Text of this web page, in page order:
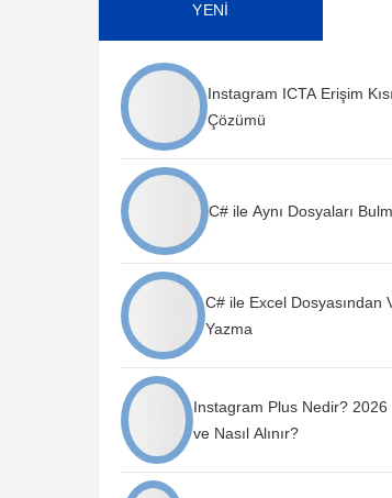
YENİ
Instagram ICTA Erişim
Çözümü
C# ile Aynı Dosyaları
C# ile Excel Dosyasından
Yazma
Instagram Plus Nedir? 2026
ve Nasıl Alınır?